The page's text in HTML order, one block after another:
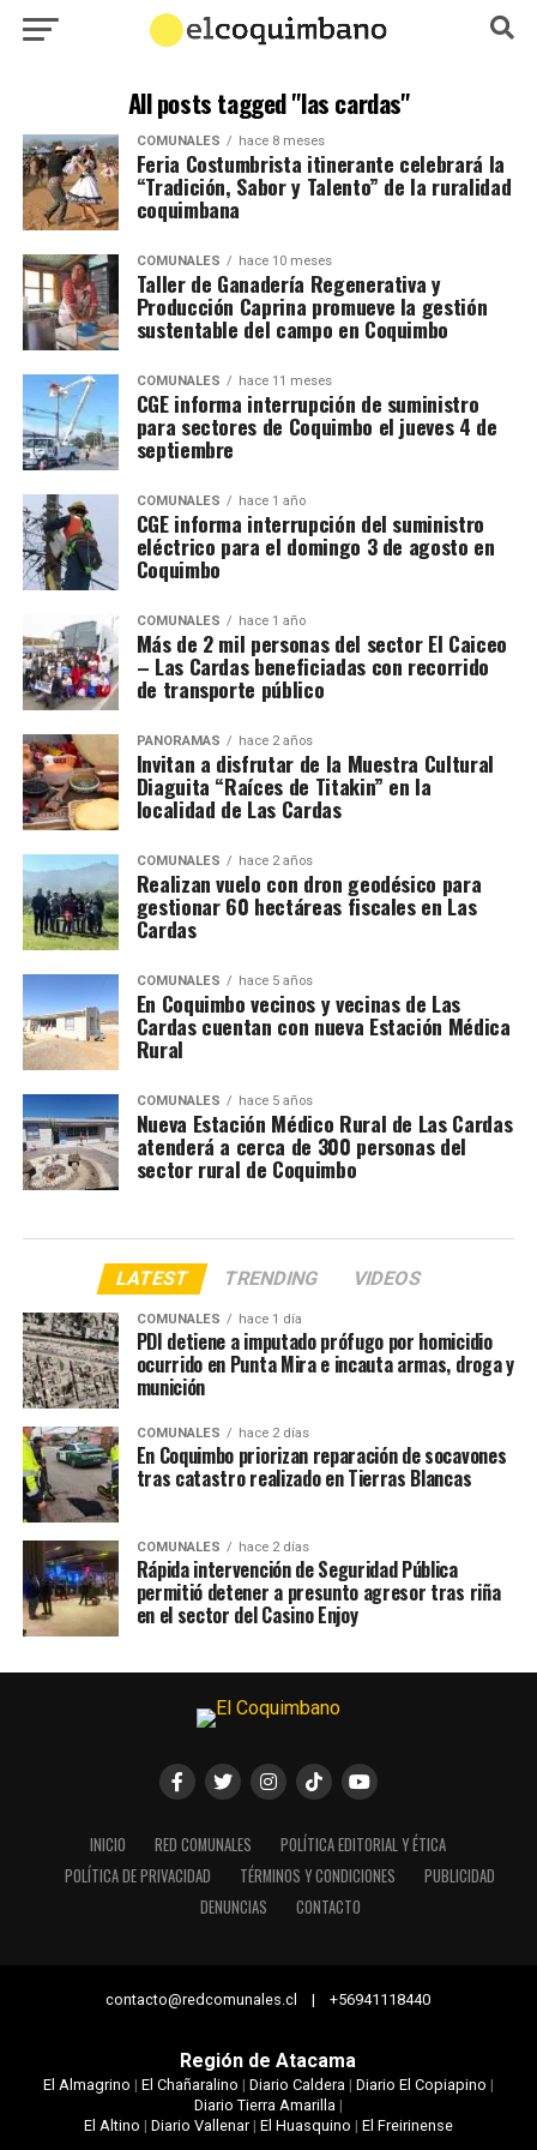
All posts tagged "las cardas"
COMUNALES hace 8 meses
Feria Costumbrista itinerante celebrará la
“Tradición, Sabor y Talento” de la ruralidad
coquimbana
COMUNALES hace 10 meses
Taller de Ganadería Regenerativa y
Producción Caprina promueve la gestión
sustentable del campo en Coquimbo
COMUNALES hace 11 meses
CGE informa interrupción de suministro
para sectores de Coquimbo el jueves 4 de
septiembre
COMUNALES hace 1 año
CGE informa interrupción del suministro
eléctrico para el domingo 3 de agosto en
Coquimbo
COMUNALES hace 1 año
Más de 2 mil personas del sector El Caiceo
– Las Cardas beneficiadas con recorrido
de transporte público
PANORAMAS hace 2 años
Invitan a disfrutar de la Muestra Cultural
Diaguita “Raíces de Titakin” en la
localidad de Las Cardas
COMUNALES hace 2 años
Realizan vuelo con dron geodésico para
gestionar 60 hectáreas fiscales en Las
Cardas
COMUNALES hace 5 años
En Coquimbo vecinos y vecinas de Las
Cardas cuentan con nueva Estación Médica
Rural
COMUNALES hace 5 años
Nueva Estación Médico Rural de Las Cardas
atenderá a cerca de 300 personas del
sector rural de Coquimbo
LATEST TRENDING VIDEOS
COMUNALES hace 1 día
PDI detiene a imputado prófugo por homicidio
ocurrido en Punta Mira e incauta armas, droga y
munición
COMUNALES hace 2 días
En Coquimbo priorizan reparación de socavones
tras catastro realizado en Tierras Blancas
COMUNALES hace 2 días
Rápida intervención de Seguridad Pública
permitió detener a presunto agresor tras riña
en el sector del Casino Enjoy
INICIO RED COMUNALES
POLÍTICA EDITORIAL Y ÉTICA
POLÍTICA DE PRIVACIDAD
TÉRMINOS Y CONDICIONES
PUBLICIDAD
DENUNCIAS
CONTACTO
contacto@redcomunales.cl | +56941118440
Región de Atacama
El Almagrino | El Chañaralino | Diario Caldera| Diario El Copiapino |
Diario Tierra Amarilla|
El Altino | Diario Vallenar| El Huasquino | El Freirinense